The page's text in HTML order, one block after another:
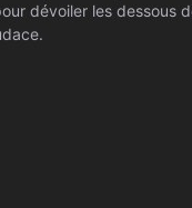
dévoiler les dessous